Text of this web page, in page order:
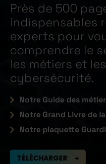
Près de 500
indispensables
experts pour
comprendre le
les métiers et
cybersécurité.
Notre Guide des
Notre Grand Livre de
Notre plaquette
TÉLÉCHARGER